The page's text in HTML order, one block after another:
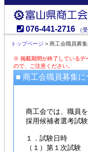
富山県商工会連合会
076-441-2716 （
トップページ > 商工会職員募
※ 掲載期間が終了しているデ
ので、ご注意ください。
■ 商工会職員募集に
商工会では、職員を
採用候補者選考試験
１．試験日時
（１）第１次試験